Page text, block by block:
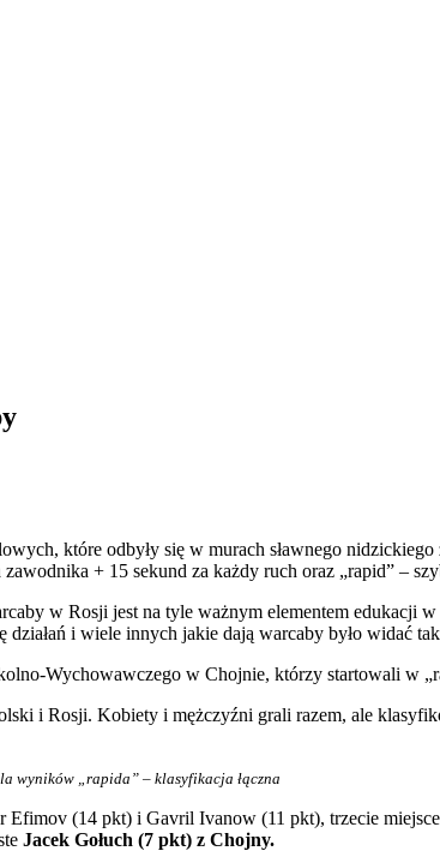
które odbyły się w murach sławnego
+ 15 sekund za każdy ruch oraz „rapid” –
w Rosji jest na tyle ważnym elementem edukacji
i wiele innych jakie dają warcaby było widać
Wychowawczego w Chojnie, którzy startowali w
i Rosji. Kobiety i mężczyźni grali razem, ale
wyników „rapida” – klasyfikacja łączna
(14 pkt) i Gavril Ivanow (11 pkt), trzecie
Jacek Gołuch (7 pkt) z Chojny.